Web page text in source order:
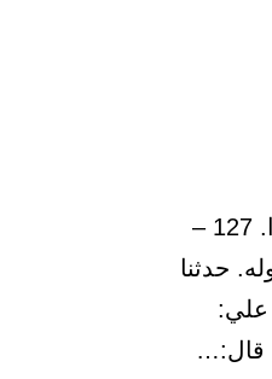
-3- 49 – باب: من خص بالعلم قوما دون قوم، كراهية أن لا يفهموا. 127 –
حدثنا
علي: